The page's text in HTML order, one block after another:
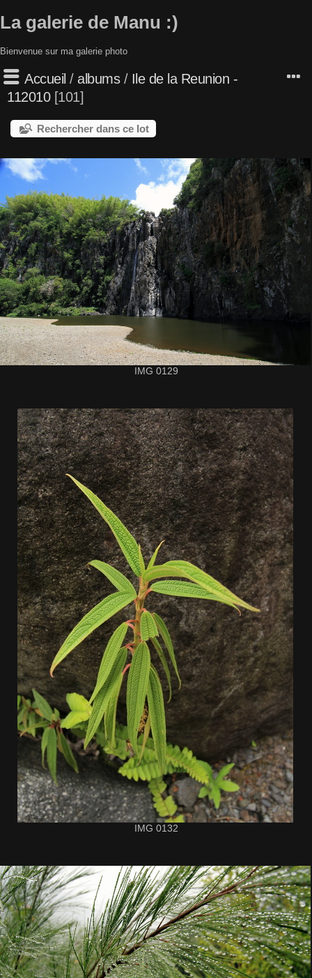
La galerie de Manu :)
Bienvenue sur ma galerie photo
Accueil / albums/ Ile de la Reunion -
112010 101
Rechercher dans ce lot
IMG 0129
IMG 0132